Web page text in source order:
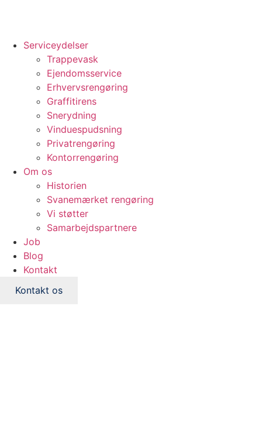
Serviceydelser
Trappevask
Ejendomsservice
Erhvervsrengøring
Graffitirens
Snerydning
Vinduespudsning
Privatrengøring
Kontorrengøring
Om os
Historien
Svanemærket rengøring
Vi støtter
Samarbejdspartnere
Job
Blog
Kontakt
Kontakt os